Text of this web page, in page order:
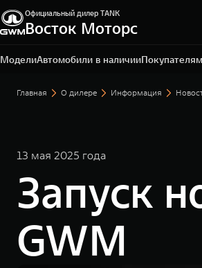
Официальный дилер TANK
Восток Моторс
МоделиАвтомобили в наличииПокупателям
Пермь, ш. Космонавтов, 328/1
+7 342 205-51-19
Главная О дилере Информация
13 мая 2025 года
Запуск
GWM